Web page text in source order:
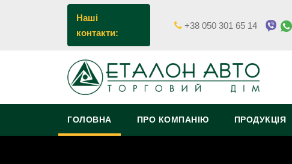
Наші
контакти:
+38 050 301 65 14
ГОЛОВНА ПРО КОМПАНІЮ ПРОДУКЦІЯ